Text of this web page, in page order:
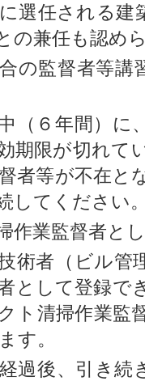
選任される建
の兼任も認め
の監督者等講
（６年間）に
期限が切れて
者等が不在と
してください
作業監督者と
術者（ビル管
として登録で
ト清掃作業監
す。
過後、引き続